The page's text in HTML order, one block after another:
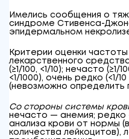
Имелись сообщения о
синдроме Стивенса-
эпидермальном
Критерии оценки
лекарственного
(≥1/100, <1/10); нечасто (≥1/
<1/1000), очень редко (<1/
(невозможно
Со стороны системы
нечасто — анемия; редко
анализа крови от нормы
количества лейкоцитов),